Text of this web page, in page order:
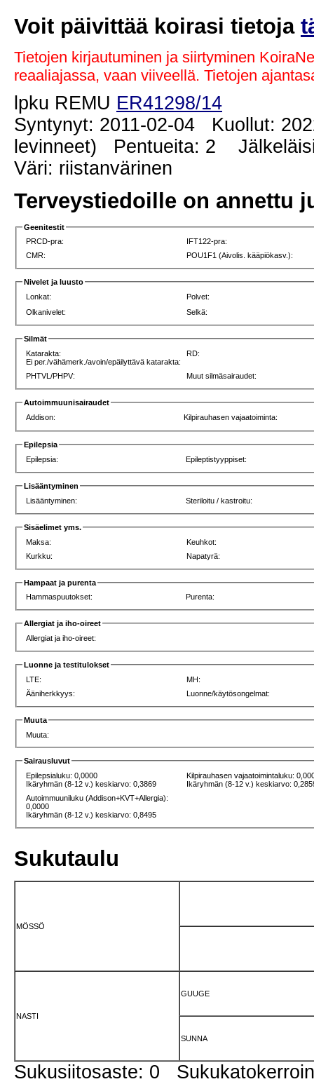
Voit päivittää koirasi tietoja
Tietojen kirjautuminen ja siirtyminen
reaaliajassa, vaan viiveellä. Tietojen
lpku REMU ER41298/14
Syntynyt: 2011-02-04 Kuollut:
levinneet) Pentueita: 2
Väri: riistanvärinen
Terveystiedoille on annettu
Geenitestit
PRCD-pra:
IFT122-pra:
CMR:
POU1F1 (Aivolis. kääpiökasv.):
Nivelet ja luusto
Lonkat:
Polvet:
Olkanivelet:
Selkä:
Silmät
Katarakta:
Ei per./vähämerk./avoin/epäilyttävä katarakta:
RD:
PHTVL/PHPV: Muut silmäsairaudet:
Autoimmuunisairaudet
Addison:
Kilpirauhasen vajaatoiminta:
Epilepsia
Epilepsia:
Epileptistyyppiset:
Lisääntyminen
Lisääntyminen:
Steriloitu / kastroitu:
Sisäelimet yms.
Maksa:
Keuhkot:
Kurkku:
Napatyrä:
Hampaat ja purenta
Hammaspuutokset:
Purenta:
Allergiat ja iho-oireet
Allergiat ja iho-oireet:
Luonne ja testitulokset
LTE:
MH:
Ääniherkkyys:
Luonne/käytösongelmat:
Muuta
Muuta:
Sairausluvut
Epilepsialuku: 0,0000
Ikäryhmän (8-12 v.) keskiarvo: 0,3869
Kilpirauhasen vajaatoimintaluku:
Ikäryhmän (8-12 v.) keskiarvo:
Autoimmuuniluku (Addison+KVT+Allergia):
0,0000
Ikäryhmän (8-12 v.) keskiarvo: 0,8495
Sukutaulu
MÖSSÖ
NASTI
GUUGE
SUNNA
Sukusiitosaste: 0